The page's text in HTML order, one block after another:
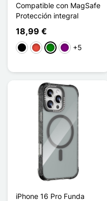
Compatible con MagSafe
Protección integral
18,99 €
NegroRojoVerdePúrpura
+5
iPhone 16 Pro Funda